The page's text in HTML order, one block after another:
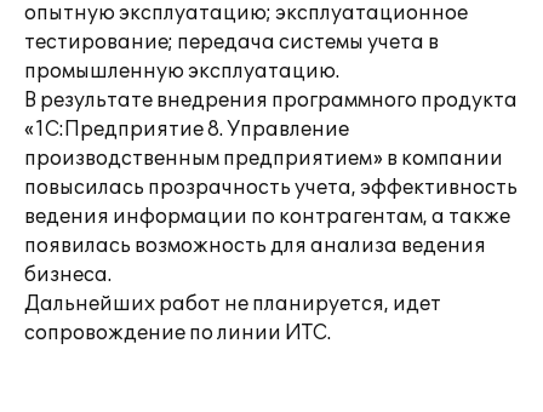
опытную эксплуатацию; эксплуатационное
тестирование; передача системы учета в
промышленную эксплуатацию.
В результате внедрения программного продукта
«1С:Предприятие 8. Управление
производственным предприятием» в компании
повысилась прозрачность учета, эффективность
ведения информации по контрагентам, а также
появилась возможность для анализа ведения
бизнеса.
Дальнейших работ не планируется, идет
сопровождение по линии ИТС.